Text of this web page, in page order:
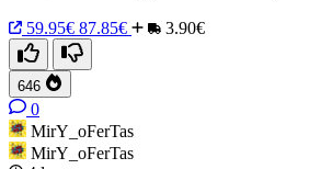
59.95€ 87.85€ 3.90€
646
0
MirY_oFerTas
MirY_oFerTas